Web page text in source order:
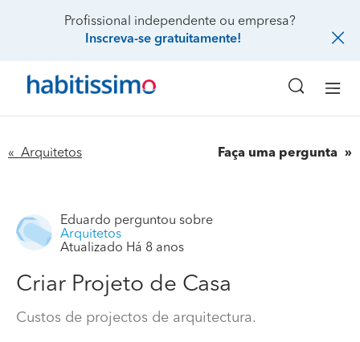
Profissional independente ou empresa?
Inscreva-se gratuitamente!
« Arquitetos Faça uma pergunta
Eduardo perguntou sobre
Arquitetos
Atualizado Há 8 anos
Criar Projeto de Casa
Custos de projectos de arquitectura.